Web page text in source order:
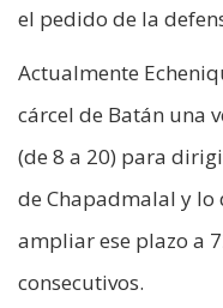
el pedido de la
Actualmente
cárcel de Batán una
(de 8 a 20) para
de Chapadmalal y lo
ampliar ese plazo a
consecutivos.